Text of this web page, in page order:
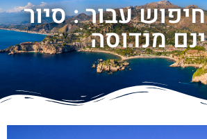
עבור : סיור
מנדוסה